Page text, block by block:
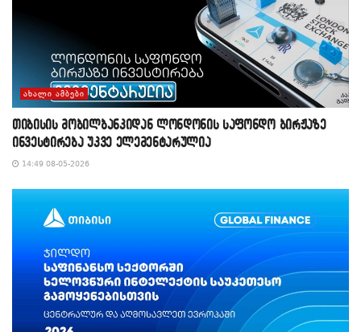
ᲐᲮᲐᲚᲘ ᲐᲛᲑᲔᲑᲘ
თიბისის მობილბანკიდან ლონდონის საფონდო ბირჟაზე
ინვესტირება უკვე ელემენტარულია
14:49 08-05-2026